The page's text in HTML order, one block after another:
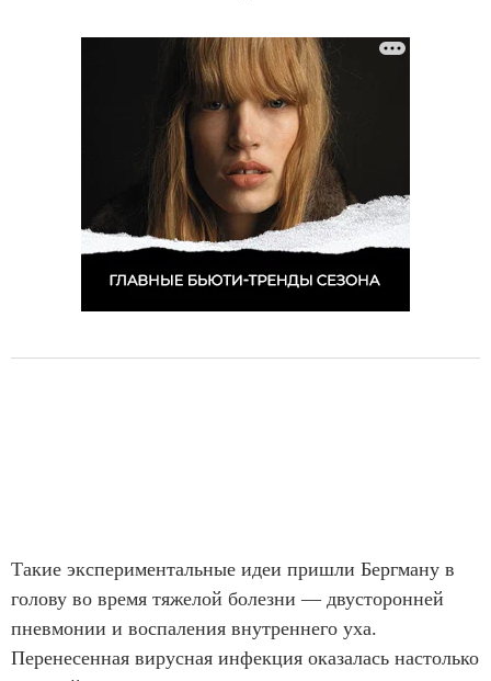
Такие экспериментальные идеи пришли Бергману в
голову во время тяжелой болезни — двусторонней
пневмонии и воспаления внутреннего уха.
Перенесенная вирусная инфекция оказалась настолько